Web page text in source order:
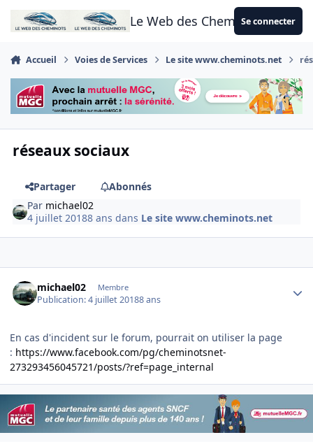
Aller au contenu
Le Web des CheminotsSe connecter
Accueil Voies de Services Le site www.cheminots.net
réseaux sociaux
Partager
Abonnés
Par michael02
4 juillet 20188 ans dans Le site www.cheminots.net
michael02 Membre
Publication:4 juillet 20188 ans
En cas d'incident sur le forum, pourrait on utiliser la page
: https://www.facebook.com/pg/cheminotsnet-
273293456045721/posts/?ref=page_internal